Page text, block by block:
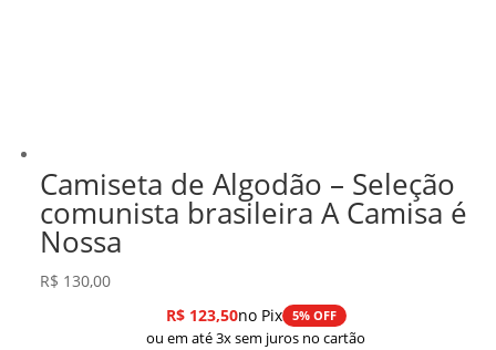
Camiseta de Algodão – Seleção
comunista brasileira A Camisa é
Nossa
R$ 130,00
R$123,50no Pix 5% OFF
ou em até 3x sem juros no cartão